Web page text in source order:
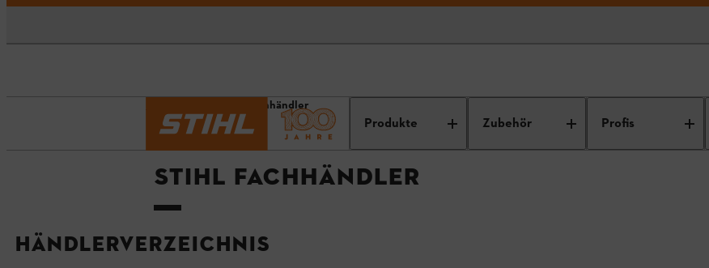
Produkte Zubehör Profis
STIHL Fachhändler
STIHL FACHHÄNDLER
HÄNDLERVERZEICHNIS